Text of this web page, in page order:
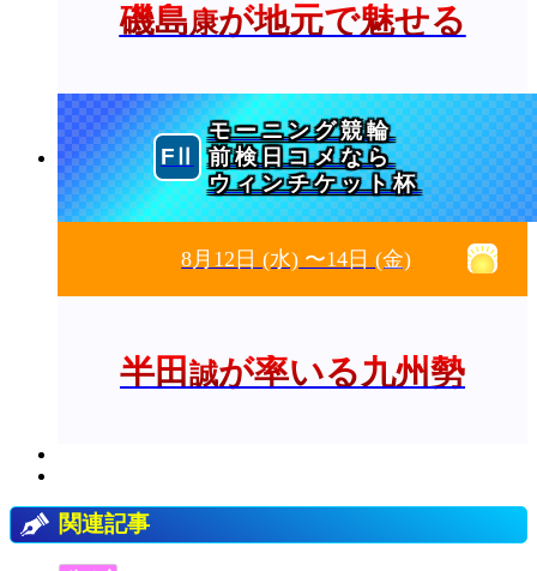
磯島康が地元で魅せる
モーニング競輪
前検日コメなら
ウィンチケット杯
8月12日(水) 〜14日(金)
半田誠が率いる九州勢
関連記事